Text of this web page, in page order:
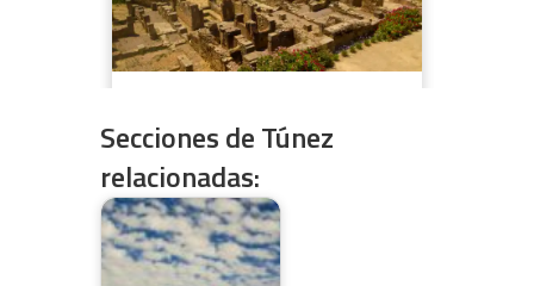
Secciones de Túnez
relacionadas: